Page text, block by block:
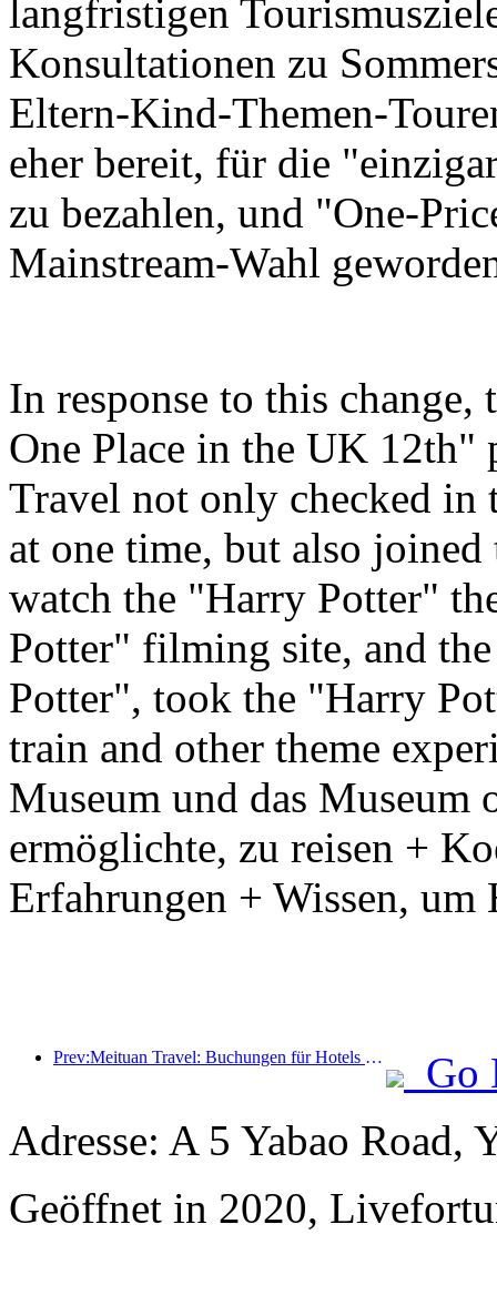
langfristigen
Konsultationen zu
Eltern-Kind-Themen-
eher bereit, für die
zu bezahlen, und "One-
Mainstream-Wahl
In response to this
One Place in the UK
Travel not only checked in
at one time, but also
watch the "Harry Potter"
Potter" filming site, and
Potter", took the "Harry
train and other theme
Museum und das Museum
ermöglichte, zu reisen +
Erfahrungen + Wissen, um
Prev:Meituan Travel: Buchungen für Hotels mit hohen Sternen in Landkreisen während des Drachenbootfestes sind heiß, wobei Familien mit Kindern die Hauptkraft sind
Go
Adresse: A 5 Yabao Road,
Geöffnet in 2020,